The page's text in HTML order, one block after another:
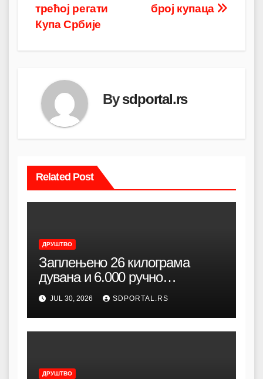
број купаца
трећој регати
Купа Србије
Bysdportal.rs
Related Post
ДРУШТВО
Заплењено 26 килограма
дувана и 6.000 ручно
прављених цигарета код
Зелене пијаце
JUL 30, 2026 SDPORTAL.RS
ДРУШТВО